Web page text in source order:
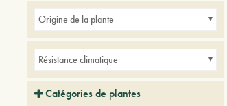
Origine de la plante
Résistance climatique
Catégories de plantes